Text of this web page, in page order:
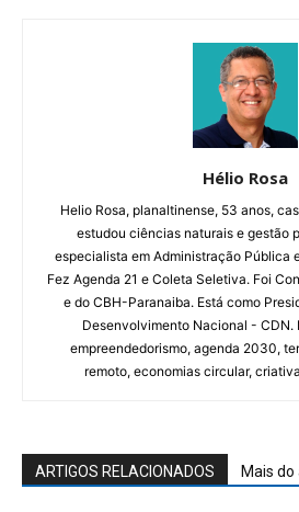
Hélio Rosa
Helio Rosa, planaltinense, 53 anos,
estudou ciências naturais e gestão
especialista em Administração Pública
Fez Agenda 21 e Coleta Seletiva. Foi
e do CBH-Paranaiba. Está como
Desenvolvimento Nacional - CDN.
empreendedorismo, agenda 2030,
remoto, economias circular,
ARTIGOS RELACIONADOS Mais